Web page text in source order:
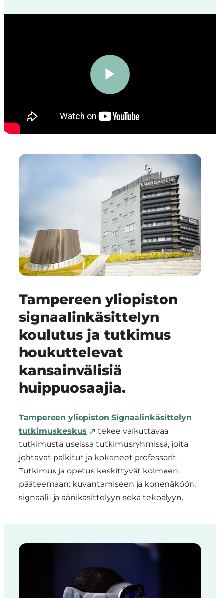
Toista
video
Tampereen yliopiston
signaalinkäsittelyn
koulutus ja tutkimus
houkuttelevat
kansainvälisiä
huippuosaajia.
Tampereen yliopiston Signaalinkäsittelyn
tutkimuskeskus
tekee vaikuttavaa
tutkimusta useissa tutkimusryhmissä, joita
johtavat palkitut ja kokeneet professorit.
Tutkimus ja opetus keskittyvät kolmeen
pääteemaan: kuvantamiseen ja konenäköön,
signaali- ja äänikäsittelyyn sekä tekoälyyn.